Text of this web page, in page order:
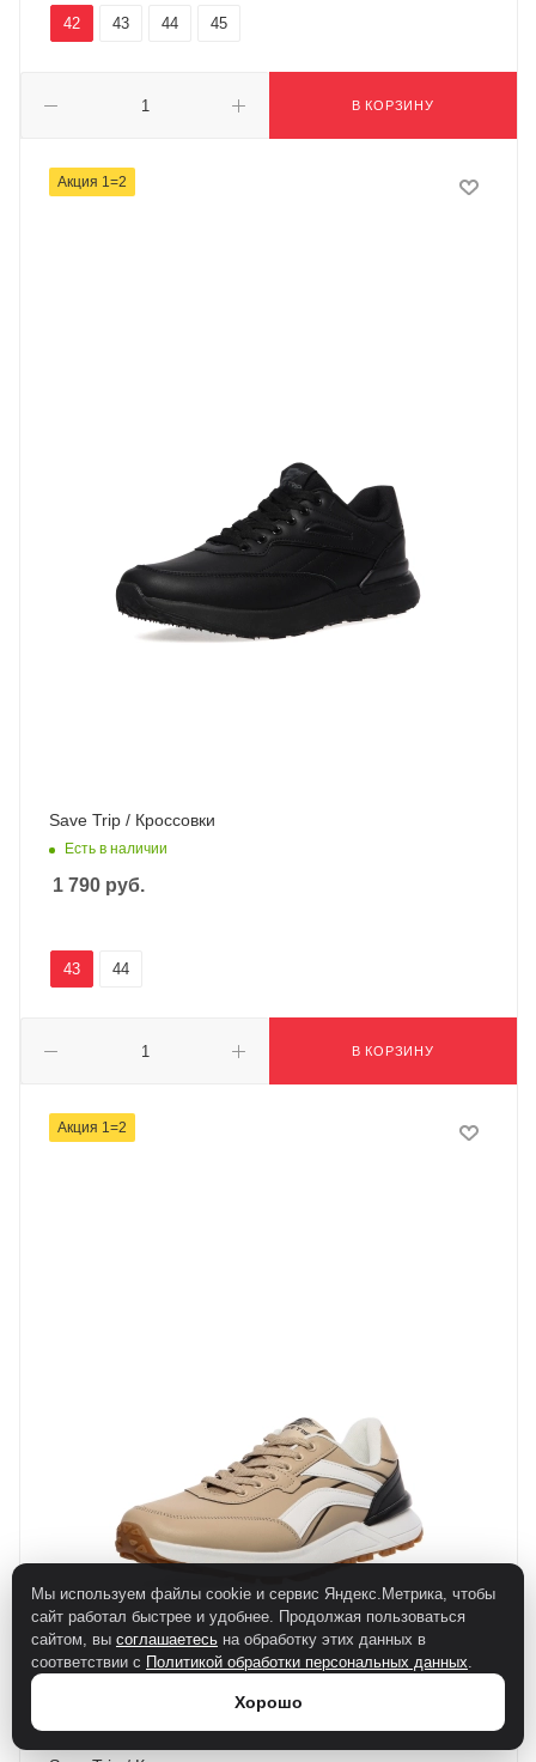
В КОРЗИНУ
42 43 44 45
Акция 1=2
Save Trip / Кроссовки
Есть в наличии
1 790 руб.
В КОРЗИНУ
43 44
Акция 1=2
Мы используем файлы cookie и сервис Яндекс.Метрика, чтобы
сайт работал быстрее и удобнее. Продолжая пользоваться
сайтом, вы соглашаетесь на обработку этих данных в
соответствии с Политикой обработки персональных данных.
Хорошо